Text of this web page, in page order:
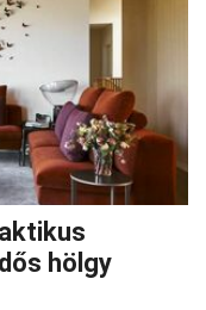
hölgy